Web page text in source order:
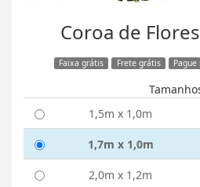
Coroa de
Faixa grátis Frete grátis
1,5m x 1,0m
1,7m x 1,0m
2,0m x 1,2m